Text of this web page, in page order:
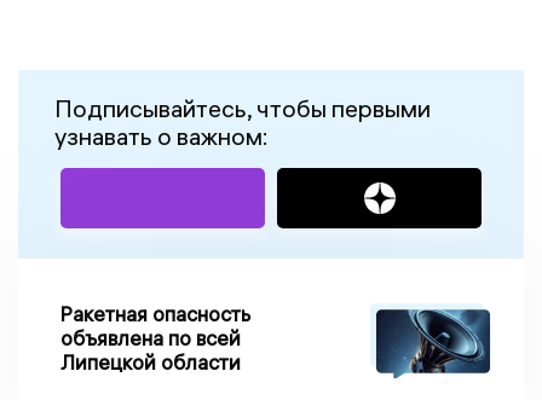
Подписывайтесь, чтобы первыми
узнавать о важном:
Ракетная опасность
объявлена по всей
Липецкой области